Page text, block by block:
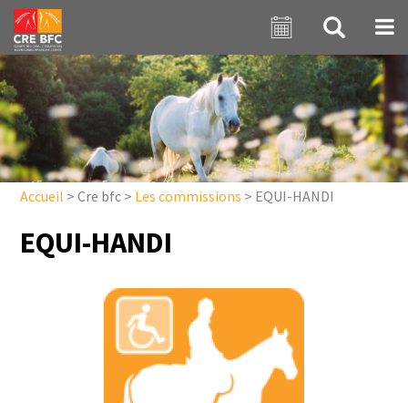
Aller au contenu principal
Accueil > Cre bfc > Les commissions > EQUI-HANDI
EQUI-HANDI